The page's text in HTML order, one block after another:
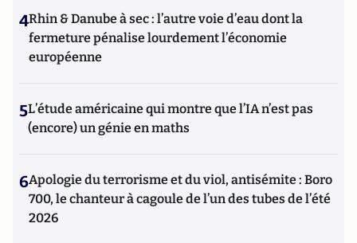
4Rhin & Danube à sec : l’autre voie d’eau dont la
fermeture pénalise lourdement l’économie
européenne
5L’étude américaine qui montre que l’IA n’est pas
(encore) un génie en maths
6Apologie du terrorisme et du viol, antisémite : Boro
700, le chanteur à cagoule de l’un des tubes de l’été
2026